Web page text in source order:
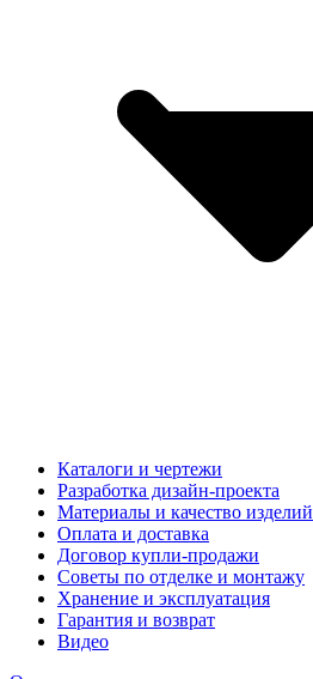
Каталоги и чертежи
Разработка дизайн-проекта
Материалы и качество изделий
Оплата и доставка
Договор купли-продажи
Советы по отделке и монтажу
Хранение и эксплуатация
Гарантия и возврат
Видео